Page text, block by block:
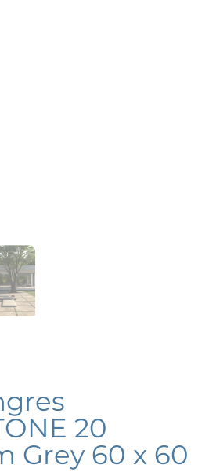
20
Grey 60 x 60